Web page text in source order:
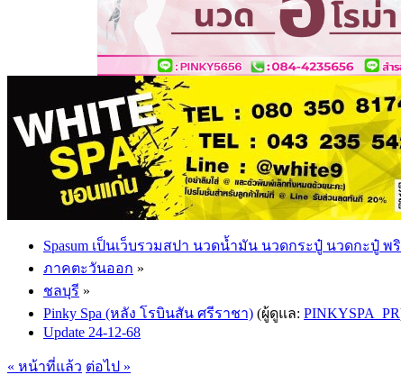
Spasum เป็นเว็บรวมสปา นวดน้ำมัน นวดกระปู๋ นวดกะปู๋
ภาคตะวันออก »
ชลบุรี »
Pinky Spa (หลัง โรบินสัน ศรีราชา) (ผู้ดูแล: PINKYSPA_PR
Update 24-12-68
« หน้าที่แล้ว ต่อไป »